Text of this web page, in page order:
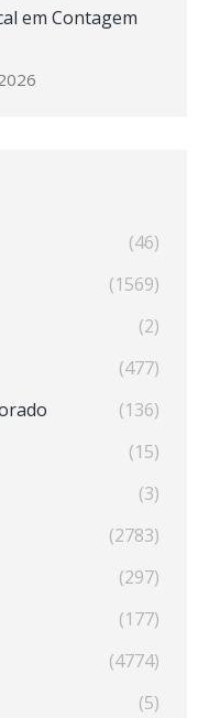
em Contagem
(46)
(1569)
(2)
(477)
(136)
(15)
(3)
(2783)
(297)
(177)
(4774)
(5)